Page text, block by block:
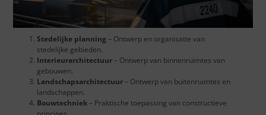
Stedelijke planning– Ontwerp en organisatie van
stedelijke gebieden.
Interieurarchitectuur– Ontwerp van binnenruimtes van
gebouwen.
Landschapsarchitectuur– Ontwerp van buitenruimtes en
landschappen.
Bouwtechniek– Praktische toepassing van constructieve